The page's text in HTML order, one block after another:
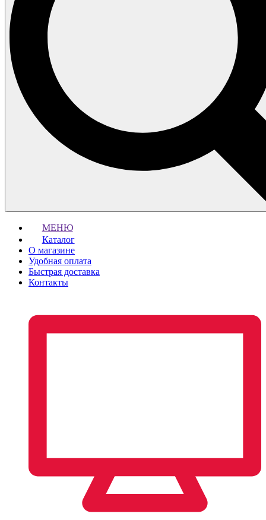
МЕНЮ
Каталог
О магазине
Удобная оплата
Быстрая доставка
Контакты